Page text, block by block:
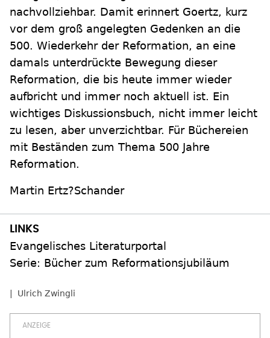
nachvollziehbar. Damit erinnert Goertz, kurz
vor dem groß angelegten Gedenken an die
500. Wiederkehr der Reformation, an eine
damals unterdrückte Bewegung dieser
Reformation, die bis heute immer wieder
aufbricht und immer noch aktuell ist. Ein
wichtiges Diskussionsbuch, nicht immer leicht
zu lesen, aber unverzichtbar. Für Büchereien
mit Beständen zum Thema 500 Jahre
Reformation.
Martin Ertz?Schander
Evangelisches Literaturportal
Serie: Bücher zum Reformationsjubiläum
Ulrich Zwingli